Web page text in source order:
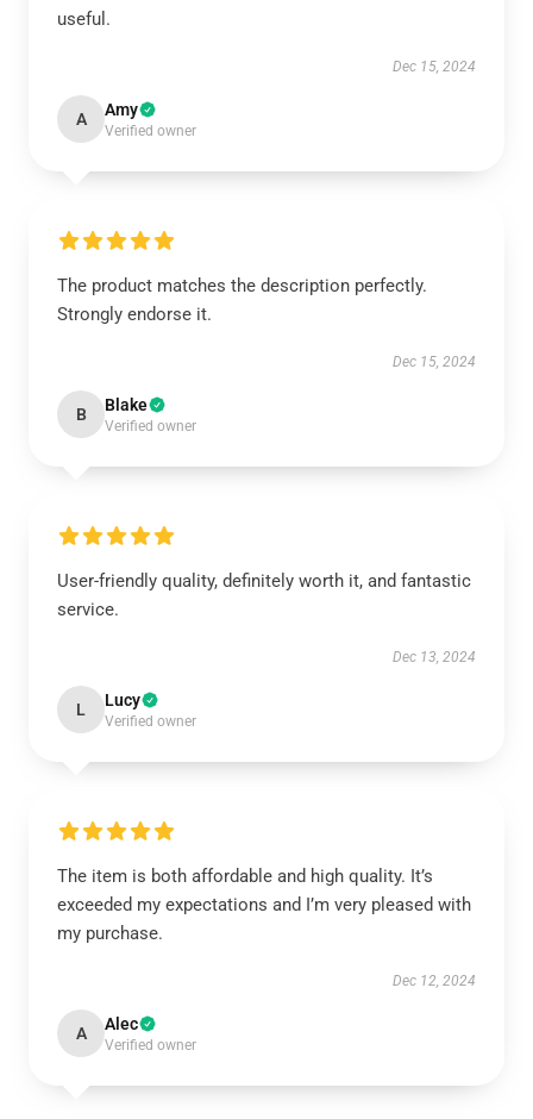
useful.
Dec 15, 2024
A Amy
Verified owner
The product matches the description perfectly.
Strongly endorse it.
Dec 15, 2024
B Blake
Verified owner
User-friendly quality, definitely worth it, and fantastic
service.
Dec 13, 2024
L Lucy
Verified owner
The item is both affordable and high quality. It’s
exceeded my expectations and I’m very pleased with
my purchase.
Dec 12, 2024
A Alec
Verified owner